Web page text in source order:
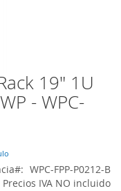
19" 1U
- WPC-
WPC-FPP-P0212-B
Precios IVA NO incluido